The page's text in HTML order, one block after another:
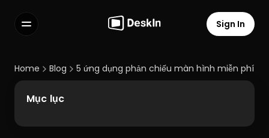
FAQs
Select Language
Sign In
Home Blog 5 ứng dụng phản chiếu màn hình miễn phí
Mục lục